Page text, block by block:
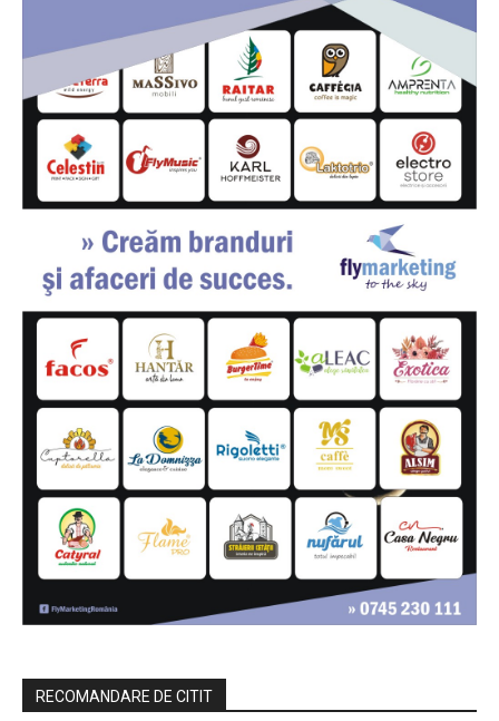
RECOMANDARE DE CITIT